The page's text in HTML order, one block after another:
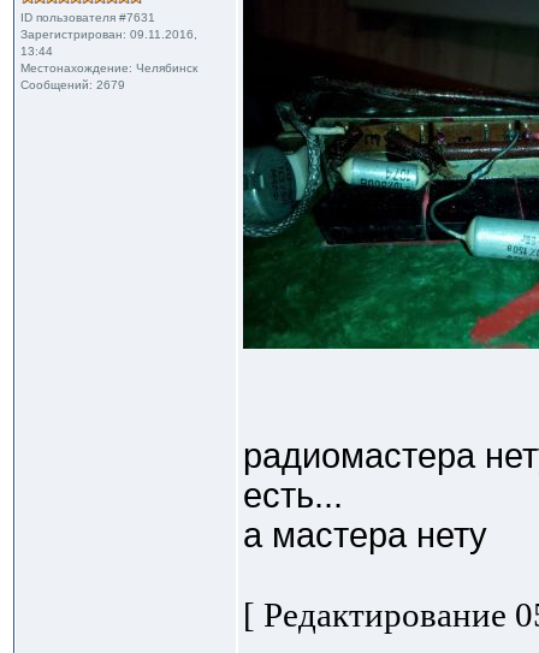
ID пользователя #7631
Зарегистрирован: 09.11.2016,
13:44
Местонахождение: Челябинск
Сообщений: 2679
радиомастера
есть...
а мастера нету
[ Редактирование